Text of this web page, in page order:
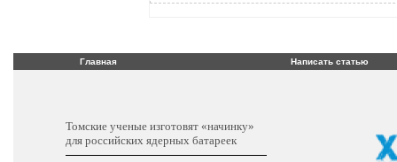
Главная Написать статью
Томские ученые изготовят «начинку»
для российских ядерных батареек